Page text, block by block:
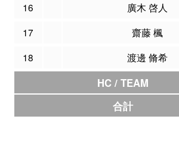
16
廣木 啓人
17
齋藤 楓
18
渡邊 脩希
HC / TEAM
合計